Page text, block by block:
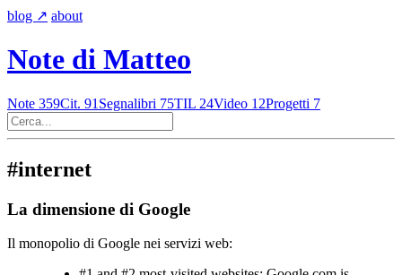
blog ↗︎ about
Note di Matteo
Note 359Cit. 91 Segnalibri 75TIL 24Video 12Progetti 7
#internet
La dimensione di Google
Il monopolio di Google nei servizi web: